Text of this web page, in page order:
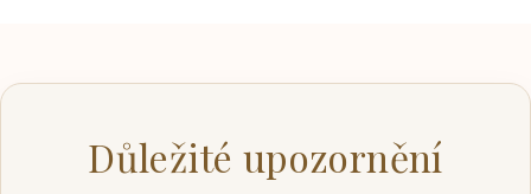
Důležité upozornění